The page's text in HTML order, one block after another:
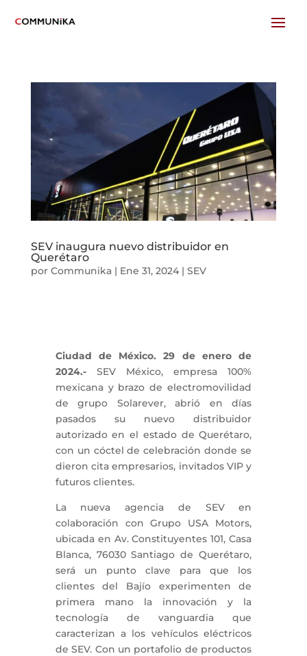
SEV inaugura nuevo distribuidor en
Querétaro
por Communika| Ene 31, 2024| SEV
Ciudad de México. 29 de enero de
2024.- SEV México, empresa 100%
mexicana y brazo de electromovilidad
de grupo Solarever, abrió en días
pasados su nuevo distribuidor
autorizado en el estado de Querétaro,
con un cóctel de celebración donde se
dieron cita empresarios, invitados VIP y
futuros clientes.
La nueva agencia de SEV en
colaboración con Grupo USA Motors,
ubicada en Av. Constituyentes 101, Casa
Blanca, 76030 Santiago de Querétaro,
será un punto clave para que los
clientes del Bajío experimenten de
primera mano la innovación y la
tecnología de vanguardia que
caracterizan a los vehículos eléctricos
de SEV. Con un portafolio de productos